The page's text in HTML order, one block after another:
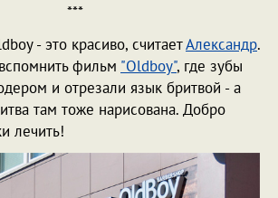
***
- это красиво, считаетАлександр.
фильм "Oldboy", где зубы
и отрезали язык бритвой - а
там тоже нарисована. Добро
лечить!